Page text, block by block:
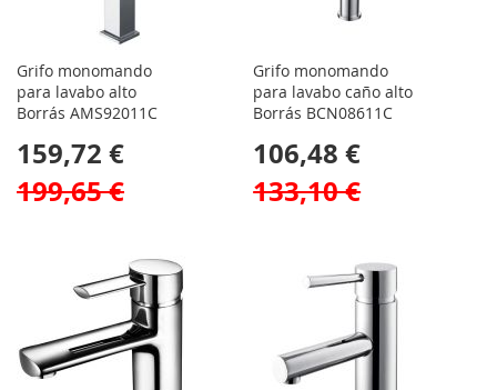
Grifo monomando
para lavabo alto
Borrás AMS92011C
159,72 €
199,65 €
Grifo monomando
para lavabo caño alto
Borrás BCN08611C
106,48 €
133,10 €